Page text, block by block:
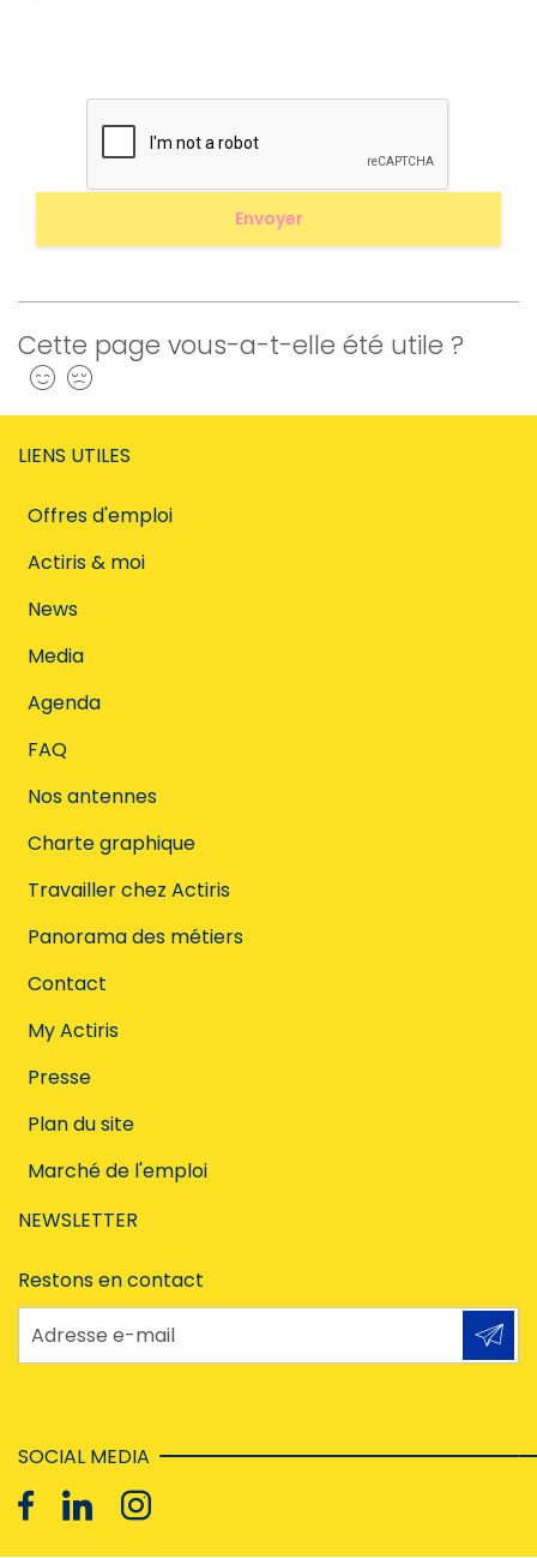
Cette page vous-a-t-elle été utile ?
Oui
LIENS UTILES
Offres d'emploi
Actiris & moi
News
Media
Agenda
FAQ
Nos antennes
Charte graphique
Travailler chez Actiris
Panorama des métiers
Contact
My Actiris
Presse
Plan du site
Marché de l'emploi
NEWSLETTER
Restons en contact
Adresse e-mail
SOCIAL MEDIA